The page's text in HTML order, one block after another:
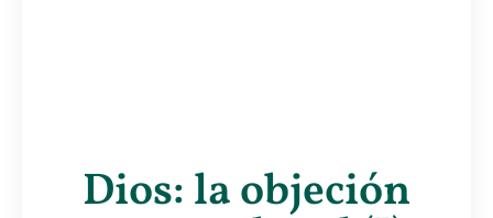
Dios: la objeción